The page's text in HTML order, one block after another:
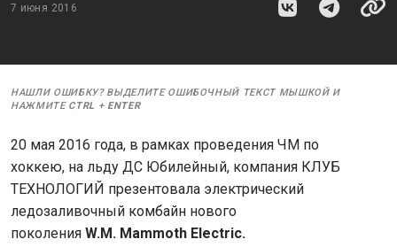
7 июня 2016
НАШЛИ ОШИБКУ? ВЫДЕЛИТЕ ОШИБОЧНЫЙ ТЕКСТ МЫШКОЙ И
НАЖМИТЕ CTRL + ENTER
20 мая 2016 года, в рамках проведения ЧМ по
хоккею, на льду ДС Юбилейный, компания КЛУБ
ТЕХНОЛОГИЙ презентовала электрический
ледозаливочный комбайн нового
поколения W.M. Mammoth Electric.